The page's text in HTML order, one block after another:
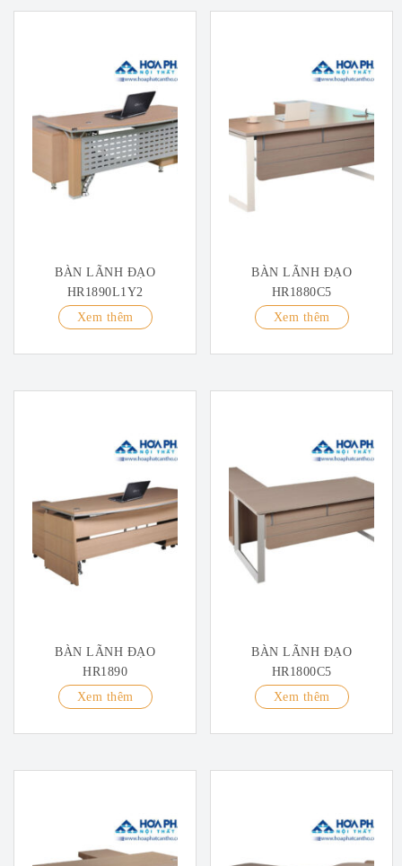
BÀN LÃNH ĐẠO
HR1890L1Y2
Xem thêm
BÀN LÃNH ĐẠO
HR1880C5
Xem thêm
BÀN LÃNH ĐẠO
HR1890
Xem thêm
BÀN LÃNH ĐẠO
HR1800C5
Xem thêm